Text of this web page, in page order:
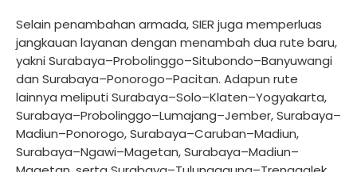
Selain penambahan armada, SIER juga memperluas
jangkauan layanan dengan menambah dua rute baru,
yakni Surabaya–Probolinggo–Situbondo–Banyuwangi
dan Surabaya–Ponorogo–Pacitan. Adapun rute
lainnya meliputi Surabaya–Solo–Klaten–Yogyakarta,
Surabaya–Probolinggo–Lumajang–Jember, Surabaya–
Madiun–Ponorogo, Surabaya–Caruban–Madiun,
Surabaya–Ngawi–Magetan, Surabaya–Madiun–